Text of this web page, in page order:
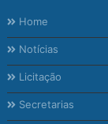
Home
Notícias
Licitação
Secretarias